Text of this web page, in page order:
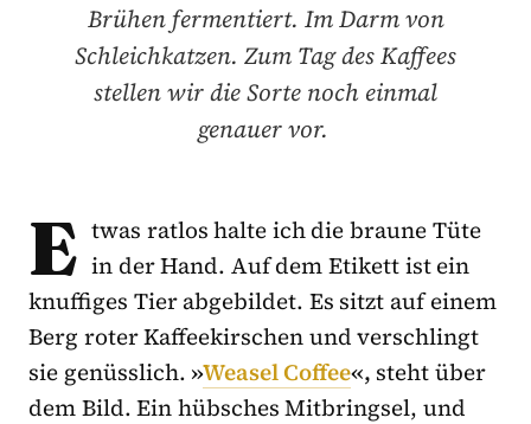
Brühen fermentiert. Im Darm von
Schleichkatzen. Zum Tag des Kaffees
stellen wir die Sorte noch einmal
genauer vor.
E twas ratlos halte ich die braune Tüte
in der Hand. Auf dem Etikett ist ein
knuffiges Tier abgebildet. Es sitzt auf einem
Berg roter Kaffeekirschen und verschlingt
sie genüsslich. »Weasel Coffee«, steht über
dem Bild. Ein hübsches Mitbringsel, und